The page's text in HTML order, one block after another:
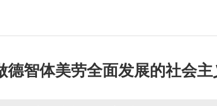
智体美劳全面发展的社会